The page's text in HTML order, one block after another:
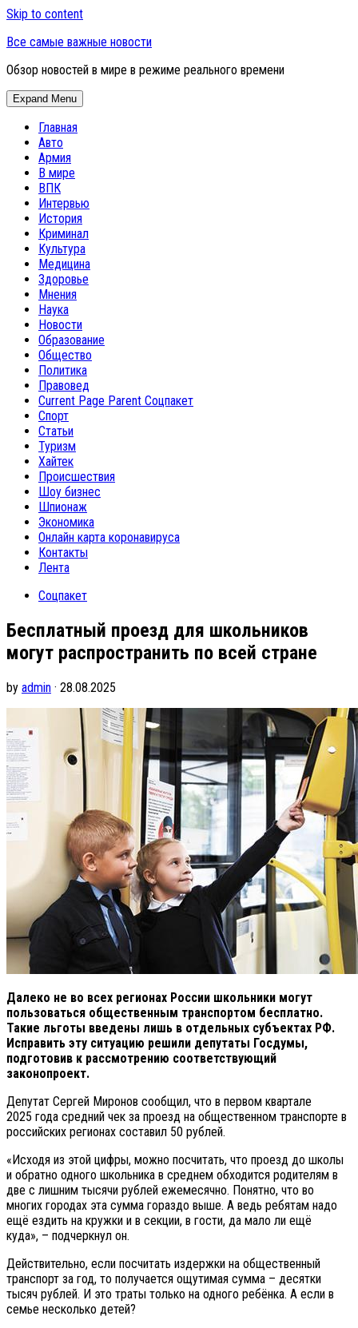
Skip to content
Все самые важные новости
Обзор новостей в мире в режиме реального времени
Expand Menu
Главная
Авто
Армия
В мире
ВПК
Интервью
История
Криминал
Культура
Медицина
Здоровье
Мнения
Наука
Новости
Образование
Общество
Политика
Правовед
Current Page Parent Соцпакет
Спорт
Статьи
Туризм
Хайтек
Происшествия
Шоу бизнес
Шпионаж
Экономика
Онлайн карта коронавируса
Контакты
Лента
Соцпакет
Бесплатный проезд для школьников
могут распространить по всей стране
by admin · 28.08.2025
Далеко не во всех регионах России школьники могут
пользоваться общественным транспортом бесплатно.
Такие льготы введены лишь в отдельных субъектах РФ.
Исправить эту ситуацию решили депутаты Госдумы,
подготовив к рассмотрению соответствующий
законопроект.
Депутат Сергей Миронов сообщил, что в первом квартале
2025 года средний чек за проезд на общественном транспорте в
российских регионах составил 50 рублей.
«Исходя из этой цифры, можно посчитать, что проезд до школы
и обратно одного школьника в среднем обходится родителям в
две с лишним тысячи рублей ежемесячно. Понятно, что во
многих городах эта сумма гораздо выше. А ведь ребятам надо
ещё ездить на кружки и в секции, в гости, да мало ли ещё
куда», – подчеркнул он.
Действительно, если посчитать издержки на общественный
транспорт за год, то получается ощутимая сумма – десятки
тысяч рублей. И это траты только на одного ребёнка. А если в
семье несколько детей?